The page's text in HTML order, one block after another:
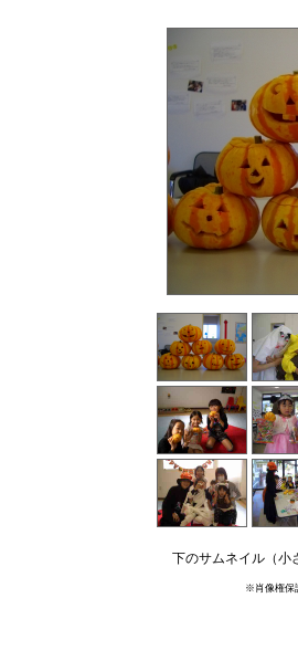
下のサムネイル（小
※肖像権保